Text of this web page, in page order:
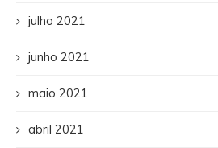
julho 2021
junho 2021
maio 2021
abril 2021